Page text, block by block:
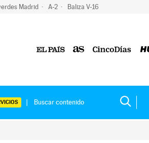
Madrid A-2 Baliza V-16